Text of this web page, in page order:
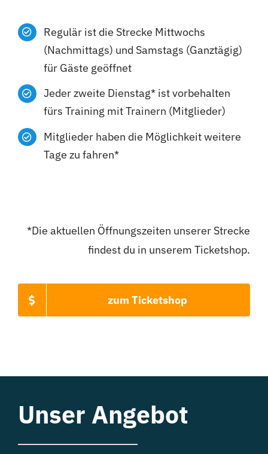
Regulär ist die Strecke Mittwochs
(Nachmittags) und Samstags (Ganztägig)
für Gäste geöffnet
Jeder zweite Dienstag* ist vorbehalten
fürs Training mit Trainern (Mitglieder)
Mitglieder haben die Möglichkeit weitere
Tage zu fahren*
*Die aktuellen Öffnungszeiten unserer Strecke
findest du in unserem Ticketshop.
zum Ticketshop
Unser Angebot